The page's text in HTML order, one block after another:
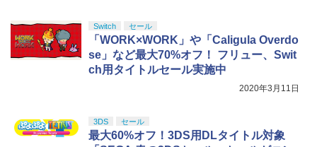
Switch セール
「WORK×WORK」や「Caligula Overdo
se」など最大70%オフ！ フリュー、Swit
ch用タイトルセール実施中
2020年3月11日
3DS セール
最大60%オフ！3DS用DLタイトル対象